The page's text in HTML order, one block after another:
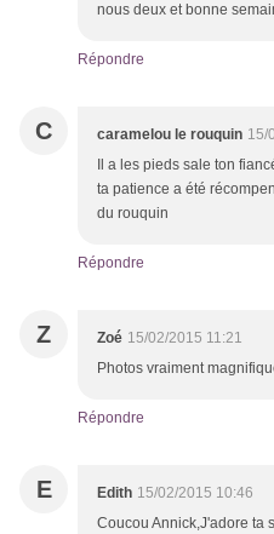
nous deux et bonne
Répondre
C caramelou le rouquin 15/
Il a les pieds sale ton
ta patience a été
du rouquin
Répondre
Z Zoé 15/02/2015 11:21
Photos vraiment
Répondre
E Edith 15/02/2015 10:46
Coucou Annick,J'adore ta